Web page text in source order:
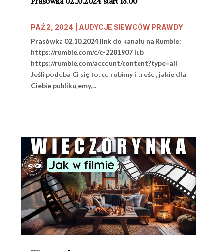
PAŹ 2, 2024| AUDYCJE SIEWCÓW PRAWDY
Prasówka 02.10.2024 link do kanału na Rumble:
https://rumble.com/c/c-2281907 lub
https://rumble.com/account/content?type=all
Jeśli podoba Ci się to, co robimy i treści, jakie dla
Ciebie publikujemy,...